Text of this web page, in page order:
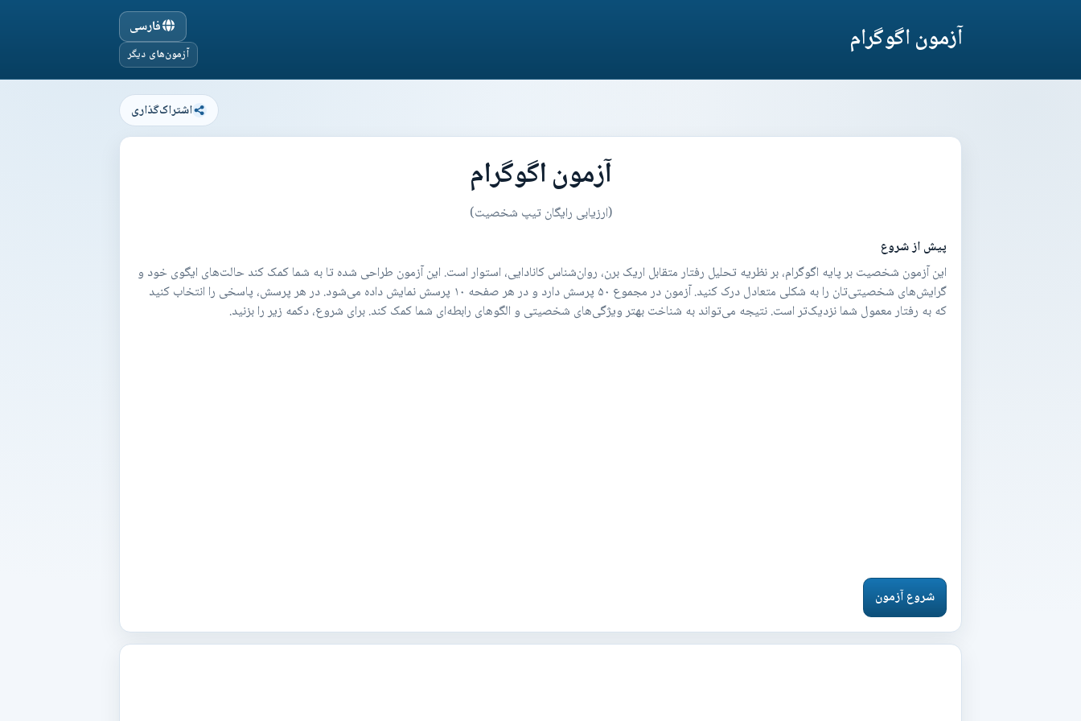
آزمون اگوگرام فارسی
آزمون‌های دیگر
اشتراک‌گذاری
آزمون اگوگرام
(ارزیابی رایگان تیپ شخصیت)
پیش از شروع
این آزمون شخصیت بر پایه اگوگرام، بر نظریه تحلیل رفتار متقابل اریک برن، روان‌شناس کانادایی، استوار است. این آزمون طراحی شده تا به شما کمک کند حالت‌های ایگوی خود و
گرایش‌های شخصیتی‌تان را به شکلی متعادل درک کنید. آزمون در مجموع ۵۰ پرسش دارد و در هر صفحه ۱۰ پرسش نمایش داده می‌شود. در هر پرسش، پاسخی را انتخاب کنید
که به رفتار معمول شما نزدیک‌تر است. نتیجه می‌تواند به شناخت بهتر ویژگی‌های شخصیتی و الگوهای رابطه‌ای شما کمک کند. برای شروع، دکمه زیر را بزنید.
شروع آزمون